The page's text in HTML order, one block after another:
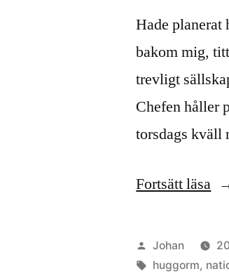
Hade planerat
bakom mig,
trevligt
Chefen håller
torsdags
Fortsätt läsa
Publicerat
av
Johan
Etiketter:
huggorm,